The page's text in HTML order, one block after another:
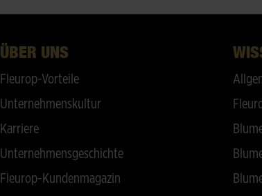
ÜBER UNS
Fleurop-Vorteile
Unternehmenskultur
Karriere
Unternehmensgeschichte
Fleurop-Kundenmagazin